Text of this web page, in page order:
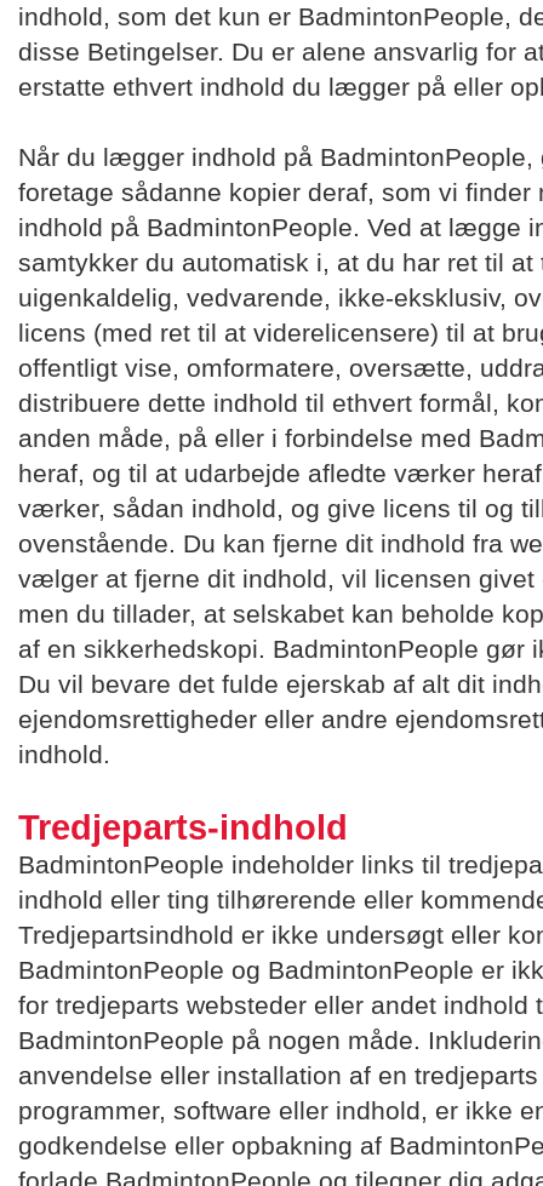
indhold, som det kun er BadmintonPeople,
disse Betingelser. Du er alene ansvarlig for
erstatte ethvert indhold du lægger på eller
Når du lægger indhold på BadmintonPeople,
foretage sådanne kopier deraf, som vi
indhold på BadmintonPeople. Ved at lægge
samtykker du automatisk i, at du har ret til
uigenkaldelig, vedvarende, ikke-eksklusiv,
licens (med ret til at viderelicensere) til at
offentligt vise, omformatere, oversætte,
distribuere dette indhold til ethvert formål,
anden måde, på eller i forbindelse med
heraf, og til at udarbejde afledte værker
værker, sådan indhold, og give licens til og
ovenstående. Du kan fjerne dit indhold fra
vælger at fjerne dit indhold, vil licensen
men du tillader, at selskabet kan beholde
af en sikkerhedskopi. BadmintonPeople gør
Du vil bevare det fulde ejerskab af alt dit
ejendomsrettigheder eller andre
indhold.
Tredjeparts-indhold
BadmintonPeople indeholder links til
indhold eller ting tilhørerende eller
Tredjepartsindhold er ikke undersøgt eller
BadmintonPeople og BadmintonPeople er
for tredjeparts websteder eller andet
BadmintonPeople på nogen måde.
anvendelse eller installation af en
programmer, software eller indhold, er ikke
godkendelse eller opbakning af